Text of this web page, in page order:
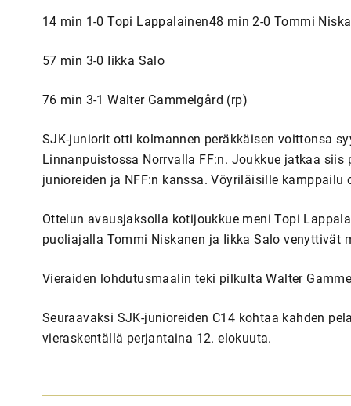
14 min 1-0 Topi Lappalainen48 min 2-0 Tommi
57 min 3-0 Iikka Salo
76 min 3-1 Walter Gammelgård (rp)
SJK-juniorit otti kolmannen peräkkäisen voittonsa
Linnanpuistossa Norrvalla FF:n. Joukkue jatkaa
junioreiden ja NFF:n kanssa. Vöyriläisille kamppailu
Ottelun avausjaksolla kotijoukkue meni Topi
puoliajalla Tommi Niskanen ja Iikka Salo venyttivät
Vieraiden lohdutusmaalin teki pilkulta Walter
Seuraavaksi SJK-junioreiden C14 kohtaa kahden
vieraskentällä perjantaina 12. elokuuta.